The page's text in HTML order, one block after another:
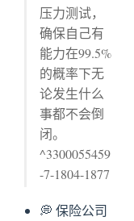
压力测试，
确保自己有
能力在99.5%
的概率下无
论发生什么
事都不会倒
闭。
^3300055459
-7-1804-1877
💭 保险公司